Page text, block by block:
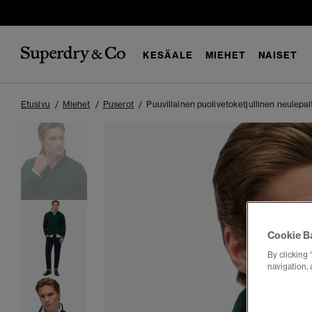
KESÄALE MIEHET NAISET
Etusivu Miehet Puserot Puuvillainen puolivetoketjullinen
Cookie
By clicking
navigation,